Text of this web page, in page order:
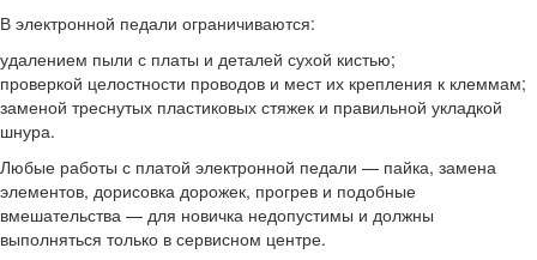
В электронной педали ограничиваются:
удалением пыли с платы и деталей сухой кистью;
проверкой целостности проводов и мест их крепления к клеммам;
заменой треснутых пластиковых стяжек и правильной укладкой
шнура.
Любые работы с платой электронной педали — пайка, замена
элементов, дорисовка дорожек, прогрев и подобные
вмешательства — для новичка недопустимы и должны
выполняться только в сервисном центре.